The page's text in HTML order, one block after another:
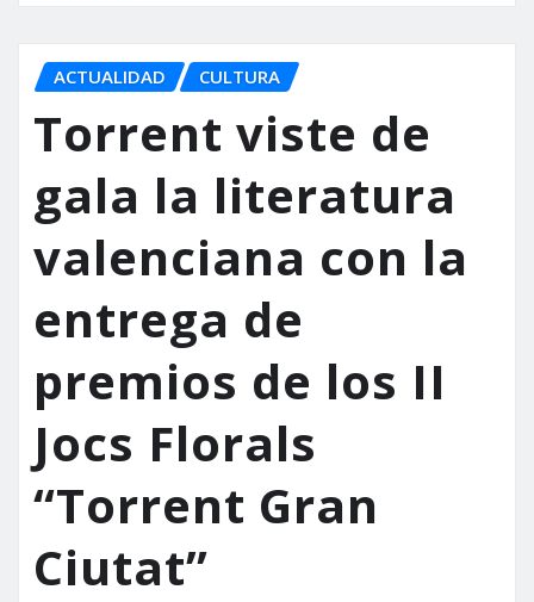
ACTUALIDAD CULTURA
Torrent viste de
gala la literatura
valenciana con la
entrega de
premios de los II
Jocs Florals
“Torrent Gran
Ciutat”